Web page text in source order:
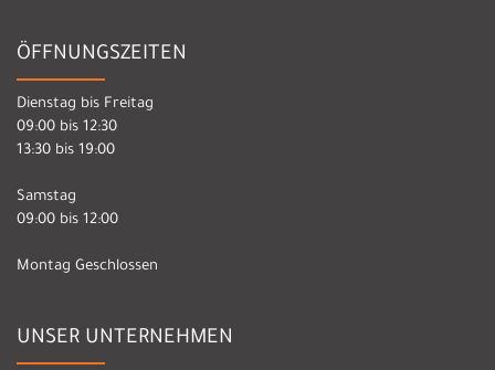
ÖFFNUNGSZEITEN
Dienstag bis Freitag
09:00 bis 12:30
13:30 bis 19:00
Samstag
09:00 bis 12:00
Montag Geschlossen
UNSER UNTERNEHMEN